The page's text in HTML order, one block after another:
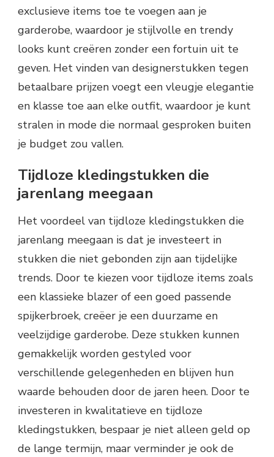
exclusieve items toe te voegen aan je
garderobe, waardoor je stijlvolle en trendy
looks kunt creëren zonder een fortuin uit te
geven. Het vinden van designerstukken tegen
betaalbare prijzen voegt een vleugje elegantie
en klasse toe aan elke outfit, waardoor je kunt
stralen in mode die normaal gesproken buiten
je budget zou vallen.
Tijdloze kledingstukken die
jarenlang meegaan
Het voordeel van tijdloze kledingstukken die
jarenlang meegaan is dat je investeert in
stukken die niet gebonden zijn aan tijdelijke
trends. Door te kiezen voor tijdloze items zoals
een klassieke blazer of een goed passende
spijkerbroek, creëer je een duurzame en
veelzijdige garderobe. Deze stukken kunnen
gemakkelijk worden gestyled voor
verschillende gelegenheden en blijven hun
waarde behouden door de jaren heen. Door te
investeren in kwalitatieve en tijdloze
kledingstukken, bespaar je niet alleen geld op
de lange termijn, maar verminder je ook de